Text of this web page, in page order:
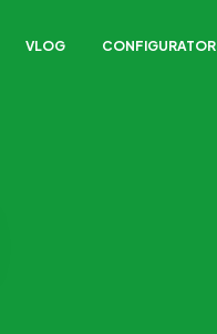
VLOG CONFIGURATOR